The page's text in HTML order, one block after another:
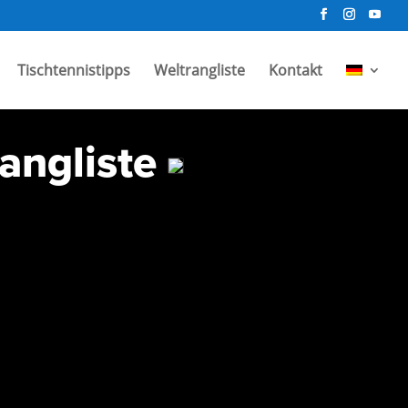
Tischtennistipps Weltrangliste Kontakt